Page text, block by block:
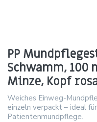
PP
Schwamm, 100
Minze, Kopf
Weiches Einweg-
einzeln verpackt – ideal
Patientenmundpflege.